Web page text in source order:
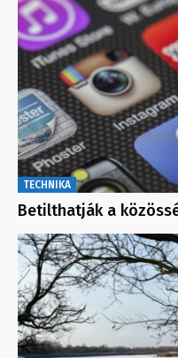
TECHNIKA
Betilthatják a